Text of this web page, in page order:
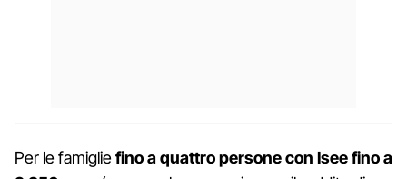
Per le famigliefino a quattro persone con Isee fino a